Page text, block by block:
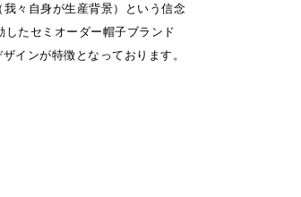
々自身が生産背景）という信念
たセミオーダー帽子ブランド
インが特徴となっております。